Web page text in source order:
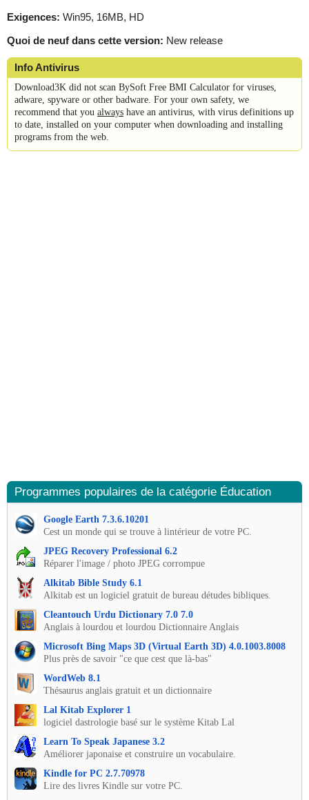
Exigences: Win95, 16MB, HD
Quoi de neuf dans cette version: New release
Info Antivirus
Download3K did not scan BySoft Free BMI Calculator for viruses,
adware, spyware or other badware. For your own safety, we
recommend that you always have an antivirus, with virus definitions up
to date, installed on your computer when downloading and installing
programs from the web.
Programmes populaires de la catégorie Éducation
Google Earth 7.3.6.10201
Cest un monde qui se trouve à lintérieur de votre PC.
JPEG Recovery Professional 6.2
Réparer l'image / photo JPEG corrompue
Alkitab Bible Study 6.1
Alkitab est un logiciel gratuit de bureau détudes bibliques.
Cleantouch Urdu Dictionary 7.0 7.0
Anglais à lourdou et lourdou Dictionnaire Anglais
Microsoft Bing Maps 3D (Virtual Earth 3D) 4.0.1003.8008
Plus près de savoir "ce que cest que là-bas"
WordWeb 8.1
Thésaurus anglais gratuit et un dictionnaire
Lal Kitab Explorer 1
logiciel dastrologie basé sur le système Kitab Lal
Learn To Speak Japanese 3.2
Améliorer japonaise et construire un vocabulaire.
Kindle for PC 2.7.70978
Lire des livres Kindle sur votre PC.